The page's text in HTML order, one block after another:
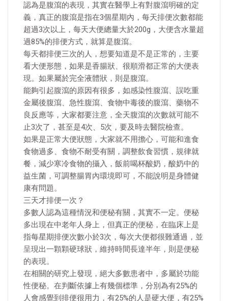
認為是腹瀉的表現，其實在醫學上有對腹瀉明確的定
義，真正的腹瀉是指在3個星期內，每天排便次數都能
超過3次以上，每天大便總量大於200g，大便含水量超
過85%的排便方式，就算是腹瀉。
每天都排便三次的人，想要知道是不是正常的，主要
看大便形態，如果是香腸狀、很順滑都正常的大便表
現。如果屬於完全液體狀，則是腹瀉。
能夠引起腹瀉的原因有很多，如感染性腹瀉、誤吃重
金屬後腹瀉、急性腹瀉、食物中毒後的腹瀉、藥物不
良反應等，大家都要注意，全天腹瀉的次數就可能不
止3次了，甚至是4次、5次，要及時去醫院檢查。
如果是正常大便狀態，大家就不用擔心，可能和進食
食物過多、食物不耐受有關，調整飲食習慣，規律就
餐，減少寒冷食物的攝入，飯前喝杯酸奶，酸奶中的
益生菌，可調整腸胃內環境即可，不能說明是身體健
康有問題。
三天才排便一次？
多數人認為這種情況和便秘有關，其實不一定。便秘
多出現在中老年人身上，但真正的便秘，在臨床上是
指每星期排便次數小於3次，每次大便都很難通過，並
呈現出一顆顆硬球狀，維持時間長達半年，則是便秘
的表現。
在相關的研究上發現，絕大多數患者中，多屬於功能
性便秘。在判斷依據上有幾個標準，分別為有25%的
人會感覺到排便很用力，有25%的人是硬大便，有25%